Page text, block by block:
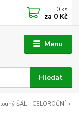
Menu
Hledat
0 ks
za 0 Kč
ŠÁL - CELOROČNÍ >